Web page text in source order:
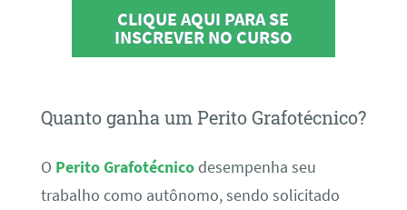
CLIQUE AQUI PARA SE
INSCREVER NO CURSO
Quanto ganha um Perito Grafotécnico?
O Perito Grafotécnicodesempenha seu
trabalho como autônomo, sendo solicitado